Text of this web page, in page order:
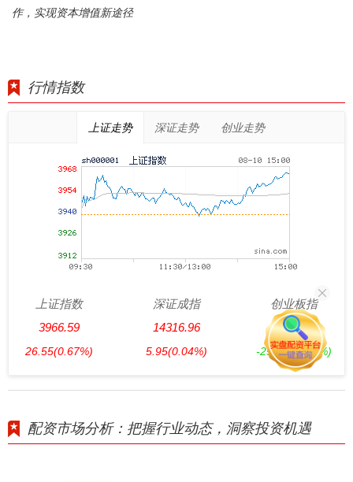
作，实现资本增值新途径
行情指数
上证走势 深证走势 创业走势
上证指数
3966.59
26.55(0.67%)
深证成指
14316.96
5.95(0.04%)
创业板指
3537.21
-25.91(-0.73%)
配资市场分析：把握行业动态，洞察投资机遇